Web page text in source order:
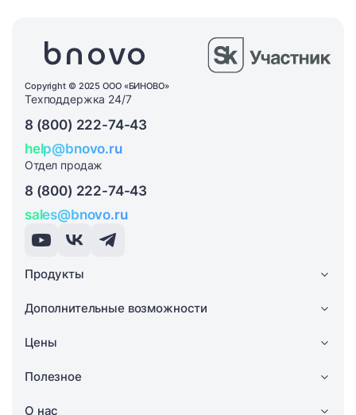
Copyright © 2025 ООО «БИНОВО»
Техподдержка 24/7
8 (800) 222-74-43
help@bnovo.ru
Отдел продаж
8 (800) 222-74-43
sales@bnovo.ru
Продукты
Дополнительные возможности
Цены
Полезное
О нас